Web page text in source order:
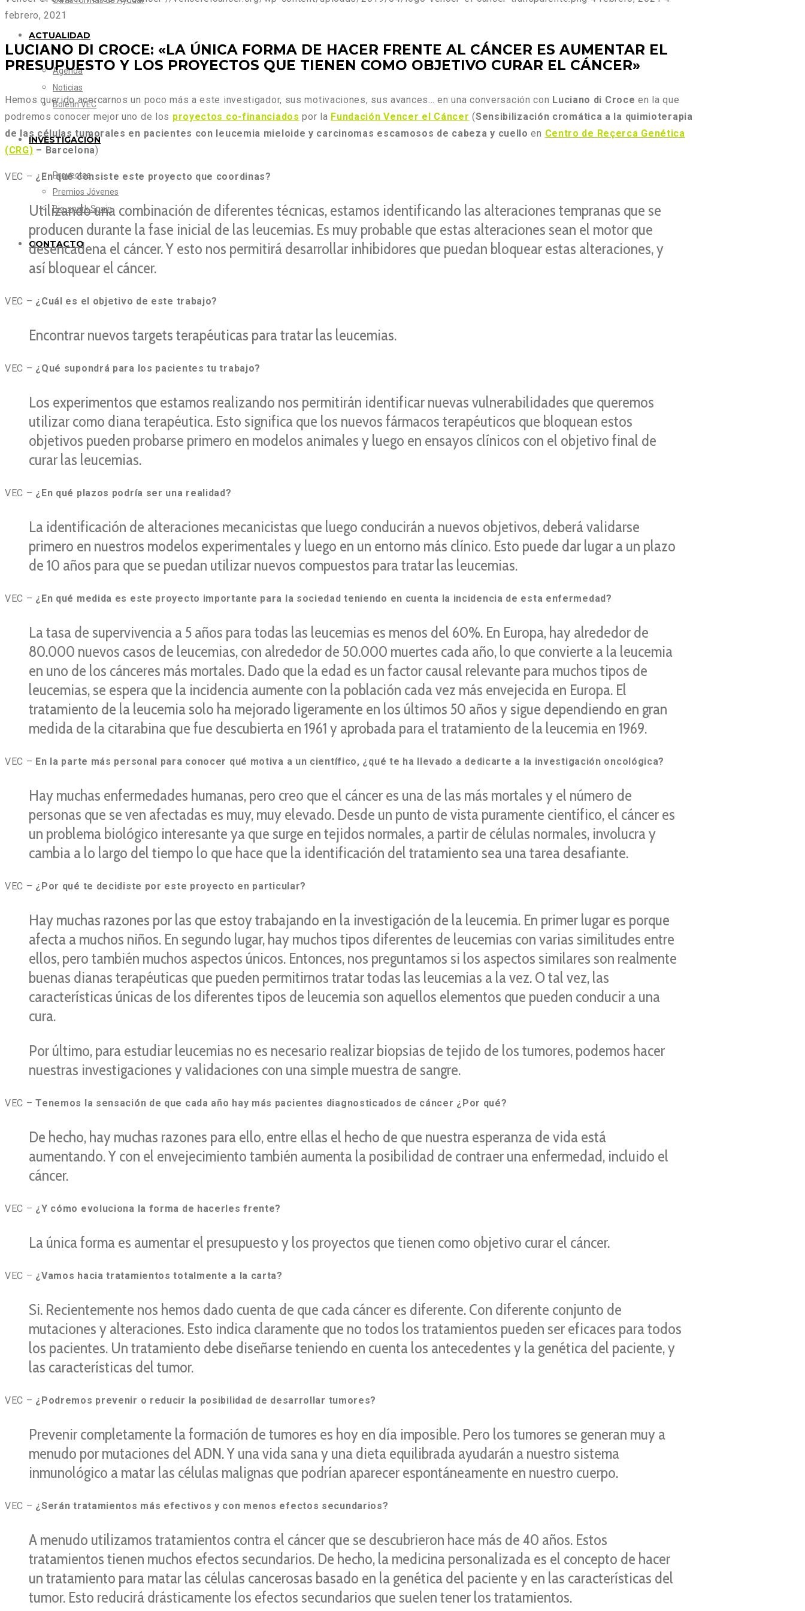
ACTUALIDAD
Agenda
Noticias
Boletín VEC
INVESTIGACIÓN
Proyectos
Premios Jóvenes
Bio-spark Spain
CONTACTO
febrero, 2021
LUCIANO DI CROCE: «LA ÚNICA FORMA DE HACER FRENTE AL CÁNCER ES AUMENTAR EL
PRESUPUESTO Y LOS PROYECTOS QUE TIENEN COMO OBJETIVO CURAR EL CÁNCER»
Hemos querido acercarnos un poco más a este investigador, sus motivaciones, sus avances… en una conversación con Luciano di Croce en la que
podremos conocer mejor uno de los proyectos co-financiados por la Fundación Vencer el Cáncer (Sensibilización cromática a la quimioterapia
de las células tumorales en pacientes con leucemia mieloide y carcinomas escamosos de cabeza y cuello en Centro de Reçerca Genética
(CRG) – Barcelona)
VEC – ¿En qué consiste este proyecto que coordinas?
Utilizando una combinación de diferentes técnicas, estamos identificando las alteraciones tempranas que se
producen durante la fase inicial de las leucemias. Es muy probable que estas alteraciones sean el motor que
desencadena el cáncer. Y esto nos permitirá desarrollar inhibidores que puedan bloquear estas alteraciones, y
así bloquear el cáncer.
VEC – ¿Cuál es el objetivo de este trabajo?
Encontrar nuevos targets terapéuticas para tratar las leucemias.
VEC – ¿Qué supondrá para los pacientes tu trabajo?
Los experimentos que estamos realizando nos permitirán identificar nuevas vulnerabilidades que queremos
utilizar como diana terapéutica. Esto significa que los nuevos fármacos terapéuticos que bloquean estos
objetivos pueden probarse primero en modelos animales y luego en ensayos clínicos con el objetivo final de
curar las leucemias.
VEC – ¿En qué plazos podría ser una realidad?
La identificación de alteraciones mecanicistas que luego conducirán a nuevos objetivos, deberá validarse
primero en nuestros modelos experimentales y luego en un entorno más clínico. Esto puede dar lugar a un plazo
de 10 años para que se puedan utilizar nuevos compuestos para tratar las leucemias.
VEC – ¿En qué medida es este proyecto importante para la sociedad teniendo en cuenta la incidencia de esta enfermedad?
La tasa de supervivencia a 5 años para todas las leucemias es menos del 60%. En Europa, hay alrededor de
80.000 nuevos casos de leucemias, con alrededor de 50.000 muertes cada año, lo que convierte a la leucemia
en uno de los cánceres más mortales. Dado que la edad es un factor causal relevante para muchos tipos de
leucemias, se espera que la incidencia aumente con la población cada vez más envejecida en Europa. El
tratamiento de la leucemia solo ha mejorado ligeramente en los últimos 50 años y sigue dependiendo en gran
medida de la citarabina que fue descubierta en 1961 y aprobada para el tratamiento de la leucemia en 1969.
VEC – En la parte más personal para conocer qué motiva a un científico, ¿qué te ha llevado a dedicarte a la investigación oncológica?
Hay muchas enfermedades humanas, pero creo que el cáncer es una de las más mortales y el número de
personas que se ven afectadas es muy, muy elevado. Desde un punto de vista puramente científico, el cáncer es
un problema biológico interesante ya que surge en tejidos normales, a partir de células normales, involucra y
cambia a lo largo del tiempo lo que hace que la identificación del tratamiento sea una tarea desafiante.
VEC – ¿Por qué te decidiste por este proyecto en particular?
Hay muchas razones por las que estoy trabajando en la investigación de la leucemia. En primer lugar es porque
afecta a muchos niños. En segundo lugar, hay muchos tipos diferentes de leucemias con varias similitudes entre
ellos, pero también muchos aspectos únicos. Entonces, nos preguntamos si los aspectos similares son realmente
buenas dianas terapéuticas que pueden permitirnos tratar todas las leucemias a la vez. O tal vez, las
características únicas de los diferentes tipos de leucemia son aquellos elementos que pueden conducir a una
cura.
Por último, para estudiar leucemias no es necesario realizar biopsias de tejido de los tumores, podemos hacer
nuestras investigaciones y validaciones con una simple muestra de sangre.
VEC –Tenemos la sensación de que cada año hay más pacientes diagnosticados de cáncer ¿Por qué?
De hecho, hay muchas razones para ello, entre ellas el hecho de que nuestra esperanza de vida está
aumentando. Y con el envejecimiento también aumenta la posibilidad de contraer una enfermedad, incluido el
cáncer.
VEC – ¿Y cómo evoluciona la forma de hacerles frente?
La única forma es aumentar el presupuesto y los proyectos que tienen como objetivo curar el cáncer.
VEC – ¿Vamos hacia tratamientos totalmente a la carta?
Si. Recientemente nos hemos dado cuenta de que cada cáncer es diferente. Con diferente conjunto de
mutaciones y alteraciones. Esto indica claramente que no todos los tratamientos pueden ser eficaces para todos
los pacientes. Un tratamiento debe diseñarse teniendo en cuenta los antecedentes y la genética del paciente, y
las características del tumor.
VEC – ¿Podremos prevenir o reducir la posibilidad de desarrollar tumores?
Prevenir completamente la formación de tumores es hoy en día imposible. Pero los tumores se generan muy a
menudo por mutaciones del ADN. Y una vida sana y una dieta equilibrada ayudarán a nuestro sistema
inmunológico a matar las células malignas que podrían aparecer espontáneamente en nuestro cuerpo.
VEC – ¿Serán tratamientos más efectivos y con menos efectos secundarios?
A menudo utilizamos tratamientos contra el cáncer que se descubrieron hace más de 40 años. Estos
tratamientos tienen muchos efectos secundarios. De hecho, la medicina personalizada es el concepto de hacer
un tratamiento para matar las células cancerosas basado en la genética del paciente y en las características del
tumor. Esto reducirá drásticamente los efectos secundarios que suelen tener los tratamientos.